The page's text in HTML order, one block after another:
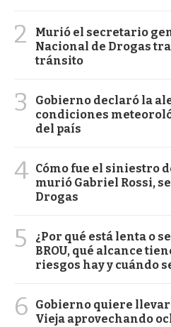
2
Murió el secretario
Nacional de Drogas
tránsito
3
Gobierno declaró la
condiciones
del país
4 Cómo fue el siniestro
murió Gabriel Rossi,
Drogas
5
¿Por qué está lenta o
BROU, qué alcance
riesgos hay y cuándo
6
Gobierno quiere
Vieja aprovechando